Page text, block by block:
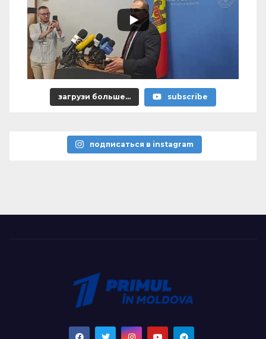
загрузи больше... subscribe
подписаться в instagram